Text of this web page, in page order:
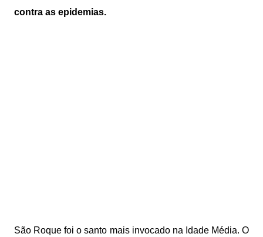
contra as epidemias.
São Roque foi o santo mais invocado na Idade Média. O